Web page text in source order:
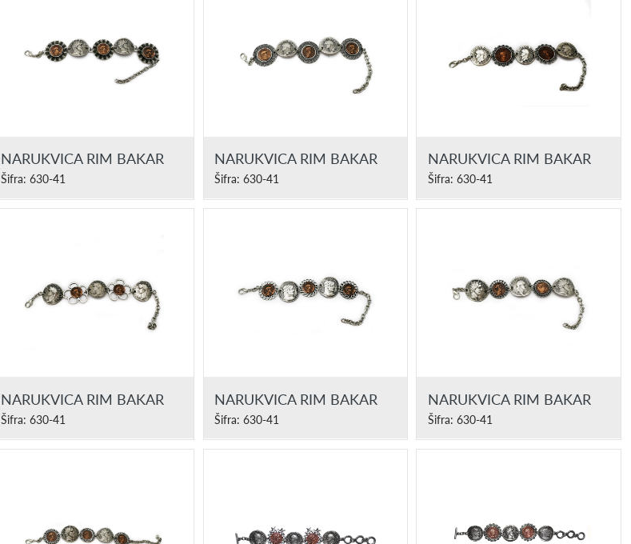
NARUKVICA RIM BAKAR
Šifra: 630-41
NARUKVICA RIM BAKAR
Šifra: 630-41
NARUKVICA RIM BAKAR
Šifra: 630-41
NARUKVICA RIM BAKAR
Šifra: 630-41
NARUKVICA RIM BAKAR
Šifra: 630-41
NARUKVICA RIM BAKAR
Šifra: 630-41